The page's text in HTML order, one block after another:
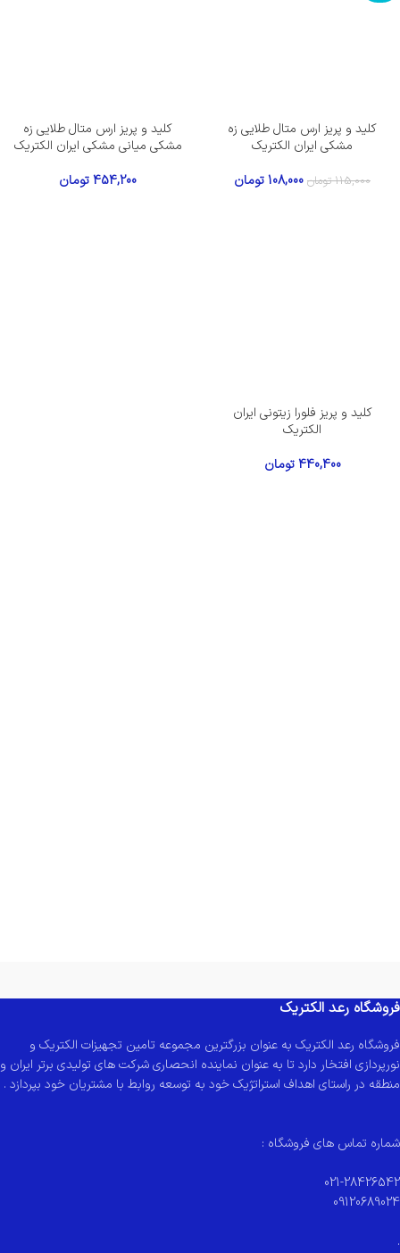
کلید و پریز ارس متال طلایی زه
مشکی ایران الکتریک
115,000 تومان 108,000تومان
کلید و پریز ارس متال طلایی زه
مشکی میانی مشکی ایران الکتریک
454,200تومان
کلید و پریز فلورا زیتونی ایران
الکتریک
440,400 تومان
فروشگاه رعد الکتریک
فروشگاه رعد الکتریک به عنوان بزرگترین مجموعه تامین تجهیزات الکتریک و
نورپردازی افتخار دارد تا به عنوان نماینده انحصاری شرکت های تولیدی برتر ایران و
منطقه در راستای اهداف استراتژیک خود به توسعه روابط با مشتریان خود بپردازد .
شماره تماس های فروشگاه :
021-28426542
09120689024
.